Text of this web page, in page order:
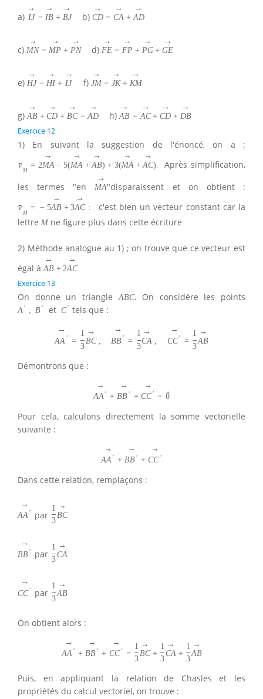
a)
→
IJ =
→
IB +
→
BJ b)
→
CD =
→
CA +
→
AD
c)
→
MN =
→
MP +
→
PN d)
→
FE =
→
FP +
→
PG +
→
GE
e)
→
HJ =
→
HI +
→
IJ f)
→
JM =
→
JK +
→
KM
g)
→
AB +
→
CD +
→
BC =
→
AD h)
→
AB =
→
AC +
→
CD +
→
DB
Exercice 12
1) En suivant la suggestion de l'énoncé, on a :
→
v
M
= 2
→
MA − 5(
→
MA +
→
AB) + 3(
→
MA +
→
AC). Après simplification,
les termes "en
→
MA"disparaissent et on obtient :
→
v
M
= − 5
→
AB + 3
→
AC :
c'est bien un vecteur constant car la
lettre M ne figure plus dans cette écriture
2) Méthode analogue au 1) ; on trouve que ce vecteur est
égal à
→
AB + 2
→
AC
Exercice 13
On donne un triangleABC. On considère les points
A′ , B ′ et C′ tels que :
→
AA ′ =
1
3
→
BC ,
→
BB ′ =
1
3
→
CA ,
→
CC′ =
1
3
→
AB
Démontrons que :
→
AA′ +
→
BB ′ +
→
CC′ =
→
0
Pour cela, calculons directement la somme vectorielle
suivante :
→
AA ′ +
→
BB ′ +
→
CC ′
Dans cette relation, remplaçons :
→
AA′ par
1
3
→
BC
→
BB ′ par
1
3
→
CA
→
CC′ par
1
3
→
AB
On obtient alors :
→
AA′ +
→
BB ′ +
→
CC ′ =
1
3
→
BC +
1
3
→
CA +
1
3
→
AB
Puis, en appliquant la relation de Chasles et les
propriétés du calcul vectoriel, on trouve :